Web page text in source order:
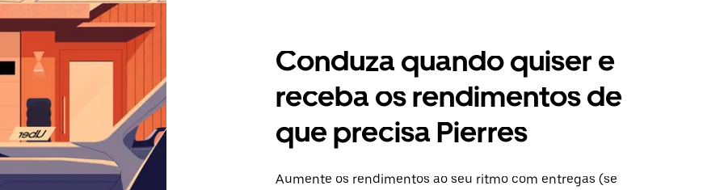
Conduza quando quiser e
receba os rendimentos de
que precisa Pierres
Aumente os rendimentos ao seu ritmo com entregas (se